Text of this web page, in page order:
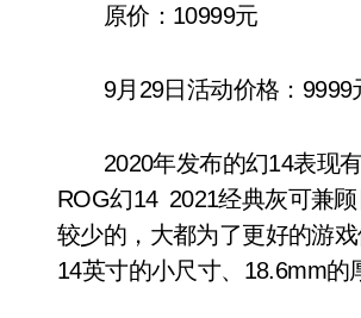
原价：10999元
9月29日活动价格：9999
2020年发布的幻14表现有
ROG幻14 2021经典灰可兼
较少的，大都为了更好的游
14英寸的小尺寸、18.6mm的